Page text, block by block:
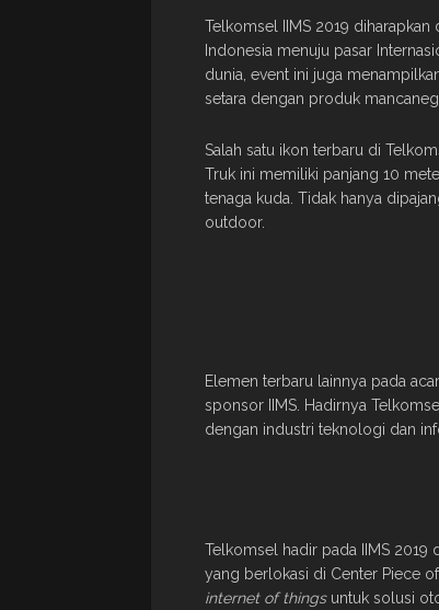
Telkomsel IIMS 2019
Indonesia menuju pasar
dunia, event ini juga
setara dengan produk
Salah satu ikon terbaru di
Truk ini memiliki panjang 10
tenaga kuda. Tidak hanya
outdoor.
Elemen terbaru lainnya pada
sponsor IIMS. Hadirnya
dengan industri teknologi dan
Telkomsel hadir pada IIMS
yang berlokasi di Center Piece
internet of thingsuntuk solusi